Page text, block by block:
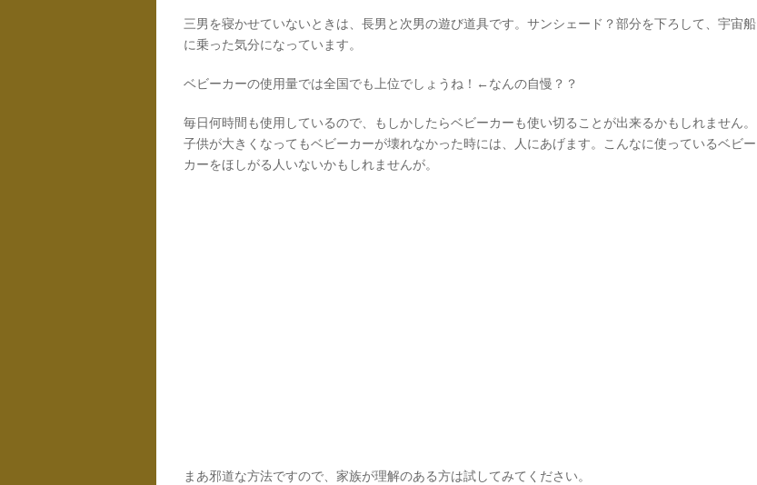
三男を寝かせていないときは、長男と次男の遊び道具です。サンシェード？部分を下ろして、宇宙船
に乗った気分になっています。
ベビーカーの使用量では全国でも上位でしょうね！←なんの自慢？？
毎日何時間も使用しているので、もしかしたらベビーカーも使い切ることが出来るかもしれません。
子供が大きくなってもベビーカーが壊れなかった時には、人にあげます。こんなに使っているベビー
カーをほしがる人いないかもしれませんが。
まあ邪道な方法ですので、家族が理解のある方は試してみてください。